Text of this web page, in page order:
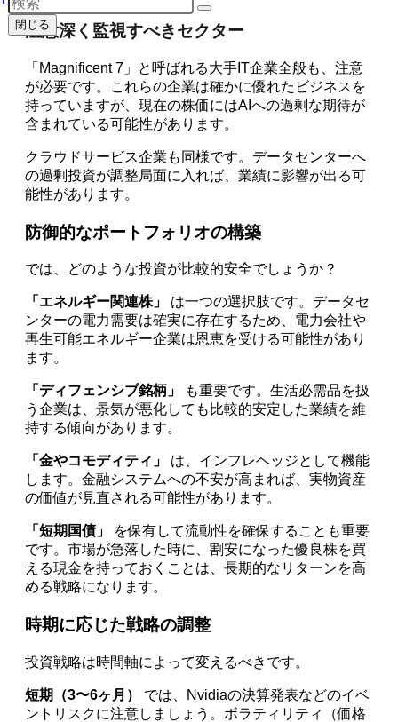
注意深く監視すべきセクター
「Magnificent 7」と呼ばれる大手IT企業全般も、注意
が必要です。これらの企業は確かに優れたビジネスを
持っていますが、現在の株価にはAIへの過剰な期待が
含まれている可能性があります。
クラウドサービス企業も同様です。データセンターへ
の過剰投資が調整局面に入れば、業績に影響が出る可
能性があります。
防御的なポートフォリオの構築
では、どのような投資が比較的安全でしょうか？
「エネルギー関連株」
は一つの選択肢です。データセ
ンターの電力需要は確実に存在するため、電力会社や
再生可能エネルギー企業は恩恵を受ける可能性があり
ます。
「ディフェンシブ銘柄」
も重要です。生活必需品を扱
う企業は、景気が悪化しても比較的安定した業績を維
持する傾向があります。
「金やコモディティ」
は、インフレヘッジとして機能
します。金融システムへの不安が高まれば、実物資産
の価値が見直される可能性があります。
「短期国債」
を保有して流動性を確保することも重要
です。市場が急落した時に、割安になった優良株を買
える現金を持っておくことは、長期的なリターンを高
める戦略になります。
時期に応じた戦略の調整
投資戦略は時間軸によって変えるべきです。
短期（3〜6ヶ月）
では、Nvidiaの決算発表などのイベ
ントリスクに注意しましょう。ボラティリティ（価格
閉じる